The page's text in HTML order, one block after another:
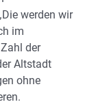
werden wir
im
der
Altstadt
ohne